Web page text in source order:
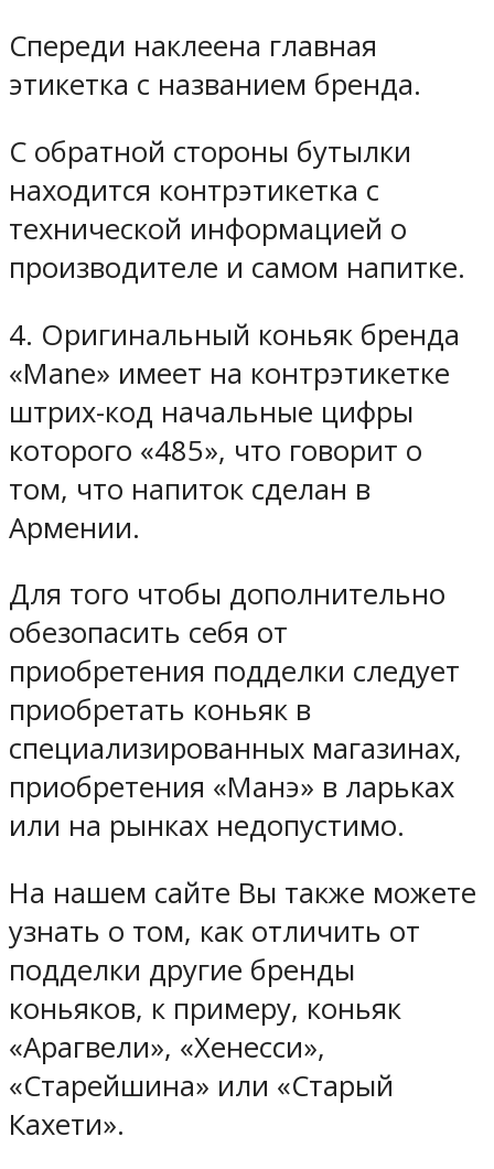
Спереди наклеена главная
этикетка с названием бренда.
С обратной стороны бутылки
находится контрэтикетка с
технической информацией о
производителе и самом напитке.
4. Оригинальный коньяк бренда
«Mane» имеет на контрэтикетке
штрих-код начальные цифры
которого «485», что говорит о
том, что напиток сделан в
Армении.
Для того чтобы дополнительно
обезопасить себя от
приобретения подделки следует
приобретать коньяк в
специализированных магазинах,
приобретения «Манэ» в ларьках
или на рынках недопустимо.
На нашем сайте Вы также можете
узнать о том, как отличить от
подделки другие бренды
коньяков, к примеру, коньяк
«Арагвели», «Хенесси»,
«Старейшина» или «Старый
Кахети».